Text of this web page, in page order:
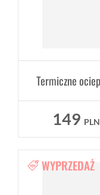
149 PLN
WYPRZEDAŻ